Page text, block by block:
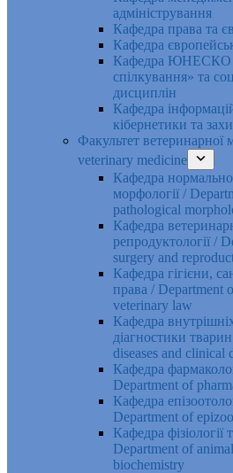
адміністрування
Кафедра права та
Кафедра
Кафедра ЮНЕСКО
спілкування» та
дисциплін
Кафедра
кібернетики та
Факультет
veterinary medicine
Кафедра
морфології /
pathological
Кафедра
репродуктології /
surgery and
Кафедра гігієни,
права / Department
veterinary law
Кафедра
діагностики
diseases and clinical
Кафедра
Department of
Кафедра
Department of
Кафедра фізіології
Department of
biochemistry